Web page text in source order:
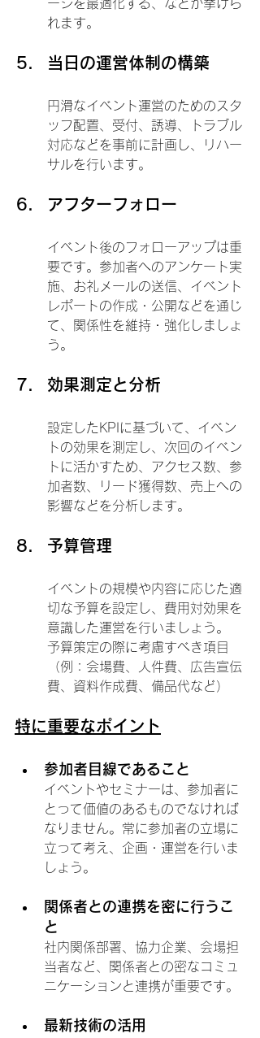
ージを最適化する、などが挙げら
れます。
当日の運営体制の構築
円滑なイベント運営のためのスタ
ッフ配置、受付、誘導、トラブル
対応などを事前に計画し、リハー
サルを行います。
アフターフォロー
イベント後のフォローアップは重
要です。参加者へのアンケート実
施、お礼メールの送信、イベント
レポートの作成・公開などを通じ
て、関係性を維持・強化しましょ
う。
効果測定と分析
設定したKPIに基づいて、イベン
トの効果を測定し、次回のイベン
トに活かすため、アクセス数、参
加者数、リード獲得数、売上への
影響などを分析します。
予算管理
イベントの規模や内容に応じた適
切な予算を設定し、費用対効果を
意識した運営を行いましょう。
予算策定の際に考慮すべき項目
（例：会場費、人件費、広告宣伝
費、資料作成費、備品代など）
特に重要なポイント
参加者目線であること
イベントやセミナーは、参加者に
とって価値のあるものでなければ
なりません。常に参加者の立場に
立って考え、企画・運営を行いま
しょう。
関係者との連携を密に行うこ
と
社内関係部署、協力企業、会場担
当者など、関係者との密なコミュ
ニケーションと連携が重要です。
最新技術の活用